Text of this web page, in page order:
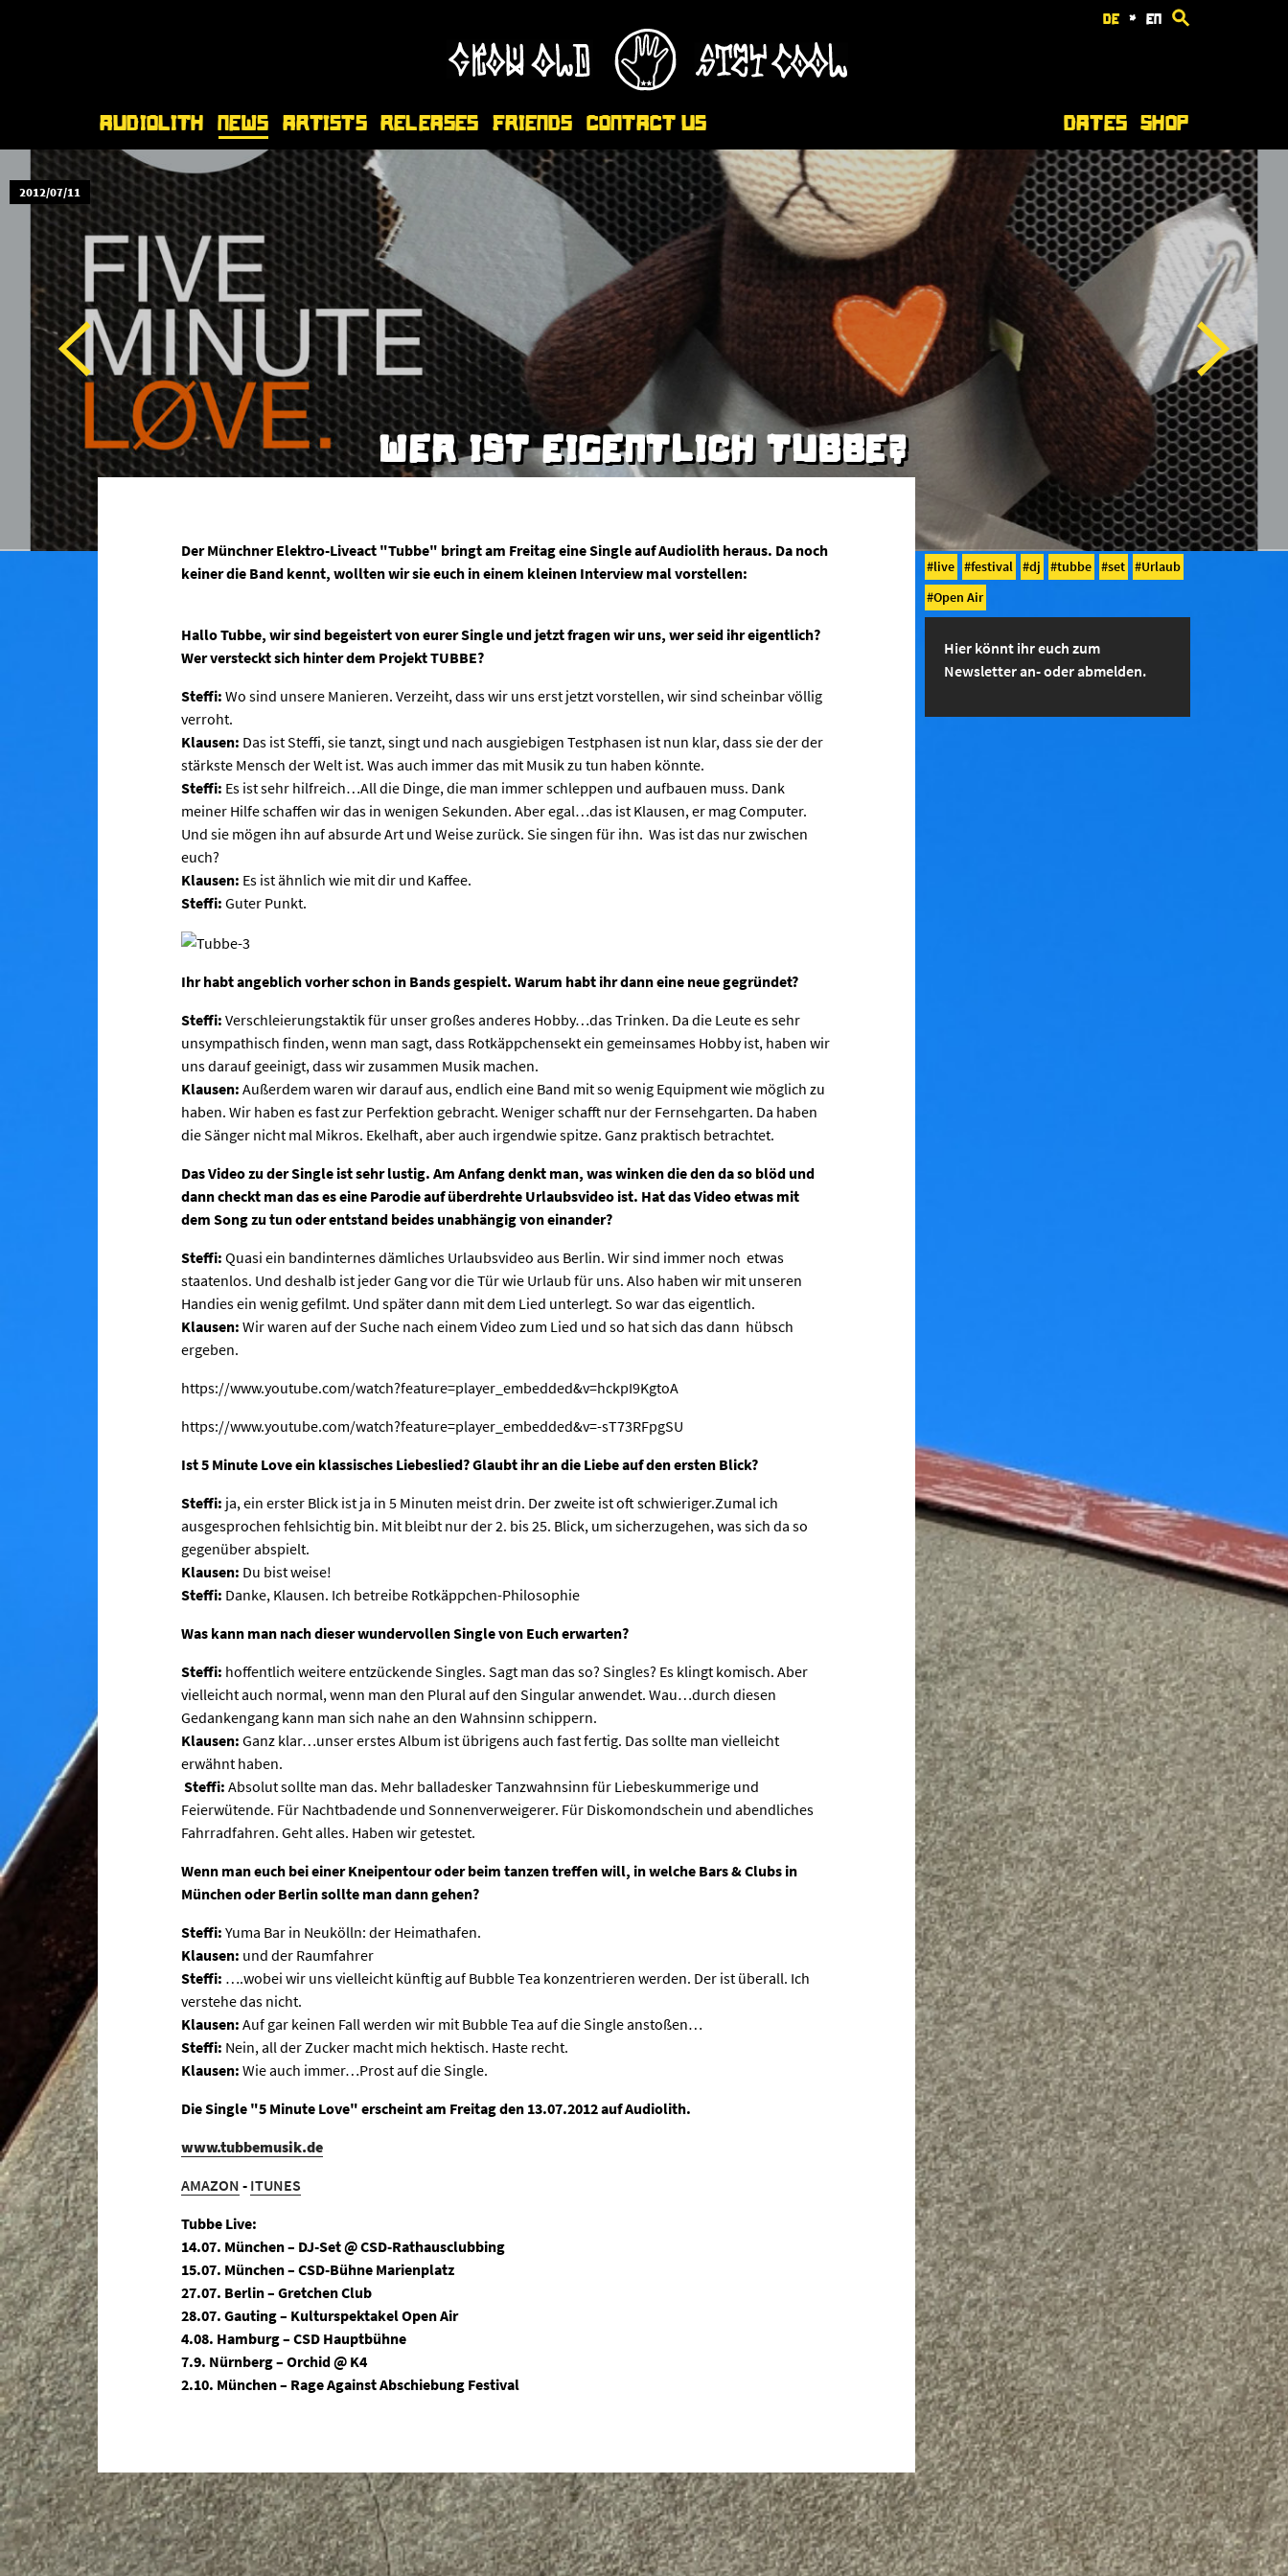
de * en
Audiolith News Artists Releases Friends Contact Us Dates Shop
2012/07/11
WER IST EIGENTLICH TUBBE?
Der Münchner Elektro-Liveact "Tubbe" bringt am Freitag eine Single auf Audiolith heraus. Da noch
keiner die Band kennt, wollten wir sie euch in einem kleinen Interview mal vorstellen:
Hallo Tubbe, wir sind begeistert von eurer Single und jetzt fragen wir uns, wer seid ihr eigentlich?
Wer versteckt sich hinter dem Projekt TUBBE?
Steffi: Wo sind unsere Manieren. Verzeiht, dass wir uns erst jetzt vorstellen, wir sind scheinbar völlig
verroht.
Klausen: Das ist Steffi, sie tanzt, singt und nach ausgiebigen Testphasen ist nun klar, dass sie der der
stärkste Mensch der Welt ist. Was auch immer das mit Musik zu tun haben könnte.
Steffi: Es ist sehr hilfreich…All die Dinge, die man immer schleppen und aufbauen muss. Dank
meiner Hilfe schaffen wir das in wenigen Sekunden. Aber egal…das ist Klausen, er mag Computer.
Und sie mögen ihn auf absurde Art und Weise zurück. Sie singen für ihn. Was ist das nur zwischen
euch?
Klausen: Es ist ähnlich wie mit dir und Kaffee.
Steffi: Guter Punkt.
Ihr habt angeblich vorher schon in Bands gespielt. Warum habt ihr dann eine neue gegründet?
Steffi: Verschleierungstaktik für unser großes anderes Hobby…das Trinken. Da die Leute es sehr
unsympathisch finden, wenn man sagt, dass Rotkäppchensekt ein gemeinsames Hobby ist, haben wir
uns darauf geeinigt, dass wir zusammen Musik machen.
Klausen: Außerdem waren wir darauf aus, endlich eine Band mit so wenig Equipment wie möglich zu
haben. Wir haben es fast zur Perfektion gebracht. Weniger schafft nur der Fernsehgarten. Da haben
die Sänger nicht mal Mikros. Ekelhaft, aber auch irgendwie spitze. Ganz praktisch betrachtet.
Das Video zu der Single ist sehr lustig. Am Anfang denkt man, was winken die den da so blöd und
dann checkt man das es eine Parodie auf überdrehte Urlaubsvideo ist. Hat das Video etwas mit
dem Song zu tun oder entstand beides unabhängig von einander?
Steffi: Quasi ein bandinternes dämliches Urlaubsvideo aus Berlin. Wir sind immer noch etwas
staatenlos. Und deshalb ist jeder Gang vor die Tür wie Urlaub für uns. Also haben wir mit unseren
Handies ein wenig gefilmt. Und später dann mit dem Lied unterlegt. So war das eigentlich.
Klausen: Wir waren auf der Suche nach einem Video zum Lied und so hat sich das dann hübsch
ergeben.
https://www.youtube.com/watch?feature=player_embedded&v=hckpI9KgtoA
https://www.youtube.com/watch?feature=player_embedded&v=-sT73RFpgSU
Ist 5 Minute Love ein klassisches Liebeslied? Glaubt ihr an die Liebe auf den ersten Blick?
Steffi: ja, ein erster Blick ist ja in 5 Minuten meist drin. Der zweite ist oft schwieriger.Zumal ich
ausgesprochen fehlsichtig bin. Mit bleibt nur der 2. bis 25. Blick, um sicherzugehen, was sich da so
gegenüber abspielt.
Klausen: Du bist weise!
Steffi: Danke, Klausen. Ich betreibe Rotkäppchen-Philosophie
Was kann man nach dieser wundervollen Single von Euch erwarten?
Steffi: hoffentlich weitere entzückende Singles. Sagt man das so? Singles? Es klingt komisch. Aber
vielleicht auch normal, wenn man den Plural auf den Singular anwendet. Wau…durch diesen
Gedankengang kann man sich nahe an den Wahnsinn schippern.
Klausen: Ganz klar…unser erstes Album ist übrigens auch fast fertig. Das sollte man vielleicht
erwähnt haben.
Steffi: Absolut sollte man das. Mehr balladesker Tanzwahnsinn für Liebeskummerige und
Feierwütende. Für Nachtbadende und Sonnenverweigerer. Für Diskomondschein und abendliches
Fahrradfahren. Geht alles. Haben wir getestet.
Wenn man euch bei einer Kneipentour oder beim tanzen treffen will, in welche Bars & Clubs in
München oder Berlin sollte man dann gehen?
Steffi: Yuma Bar in Neukölln: der Heimathafen.
Klausen: und der Raumfahrer
Steffi: ….wobei wir uns vielleicht künftig auf Bubble Tea konzentrieren werden. Der ist überall. Ich
verstehe das nicht.
Klausen: Auf gar keinen Fall werden wir mit Bubble Tea auf die Single anstoßen…
Steffi: Nein, all der Zucker macht mich hektisch. Haste recht.
Klausen: Wie auch immer…Prost auf die Single.
Die Single "5 Minute Love" erscheint am Freitag den 13.07.2012 auf Audiolith.
www.tubbemusik.de
AMAZON - ITUNES
Tubbe Live:
14.07. München – DJ-Set @ CSD-Rathausclubbing
15.07. München – CSD-Bühne Marienplatz
27.07. Berlin – Gretchen Club
28.07. Gauting – Kulturspektakel Open Air
4.08. Hamburg – CSD Hauptbühne
7.9. Nürnberg – Orchid @ K4
2.10. München – Rage Against Abschiebung Festival
live festival dj tubbe set
Urlaub
Open Air
Hier könnt ihr euch zum
Newsletter an- oder abmelden.